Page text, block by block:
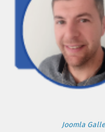
Joomla